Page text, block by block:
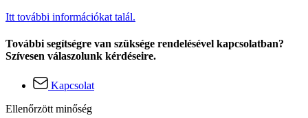
Itt további információkat talál.
További segítségre van szüksége rendelésével kapcsolatban?
Szívesen válaszolunk kérdéseire.
Kapcsolat
Ellenőrzött minőség